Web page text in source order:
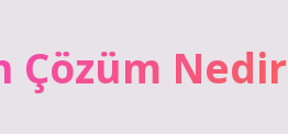
Çözüm Nedir